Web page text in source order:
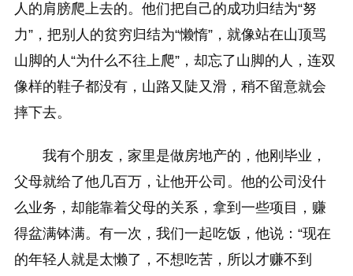
人的肩膀爬上去的。他们把自己的成功归结为“努
力”，把别人的贫穷归结为“懒惰”，就像站在山顶骂
山脚的人“为什么不往上爬”，却忘了山脚的人，连双
像样的鞋子都没有，山路又陡又滑，稍不留意就会
摔下去。
我有个朋友，家里是做房地产的，他刚毕业，
父母就给了他几百万，让他开公司。他的公司没什
么业务，却能靠着父母的关系，拿到一些项目，赚
得盆满钵满。有一次，我们一起吃饭，他说：“现在
的年轻人就是太懒了，不想吃苦，所以才赚不到